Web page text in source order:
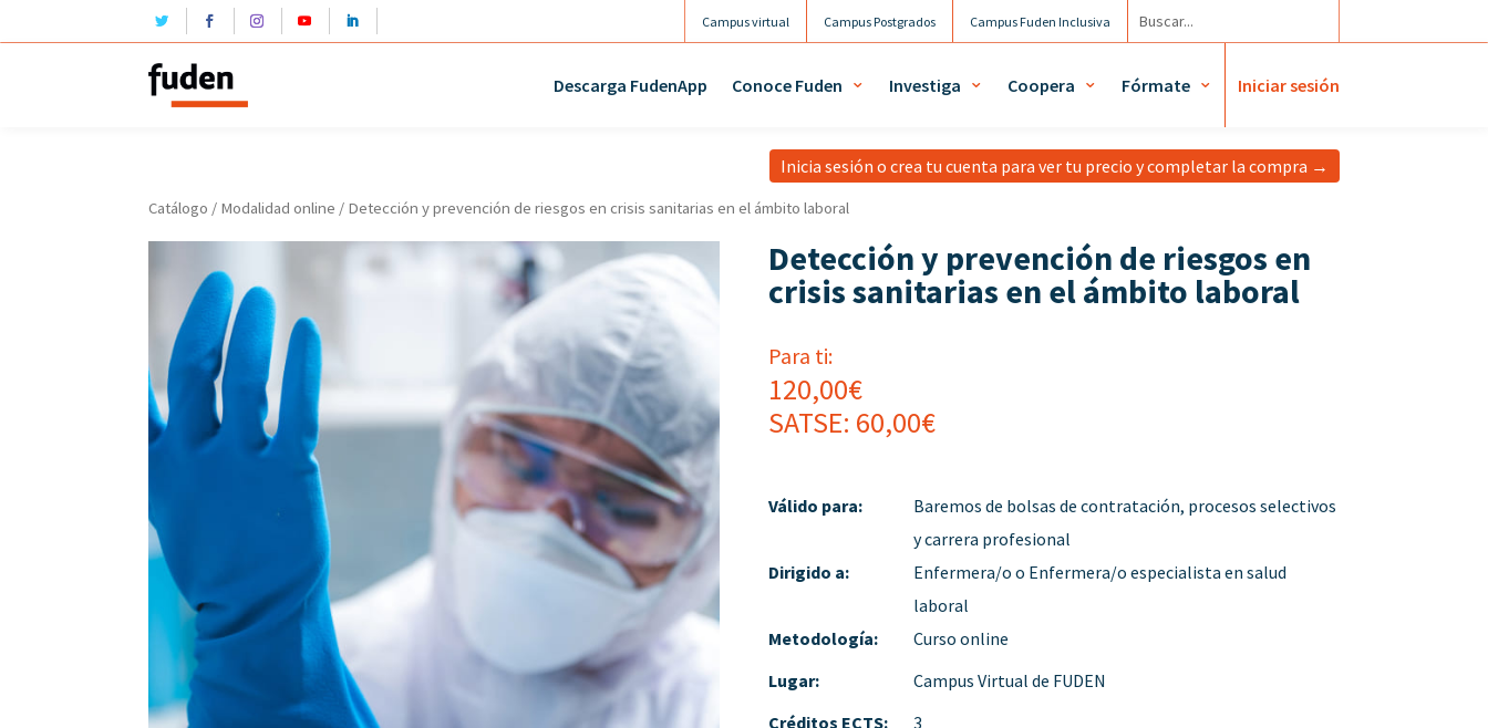
Campus Fuden Inclusiva
Campus Postgrados
Campus virtual
Descarga FudenApp Conoce Fuden Investiga Coopera Fórmate Iniciar sesión
Catálogo / Modalidad online / Detección y prevención de riesgos en crisis sanitarias en el ámbito laboral
Inicia sesión o crea tu cuenta para ver tu precio y completar la compra →
Detección y prevención de riesgos en
crisis sanitarias en el ámbito laboral
Para ti:
120,00€
SATSE: 60,00€
Válido para:
Baremos de bolsas de contratación, procesos selectivos
y carrera profesional
Dirigido a:
Enfermera/o o Enfermera/o especialista en salud
laboral
Metodología:
Curso online
Lugar:
Campus Virtual de FUDEN
Créditos ECTS:
3